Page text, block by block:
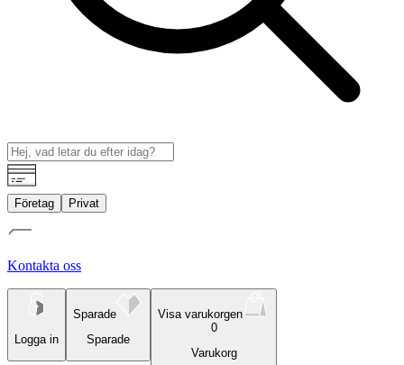
Företag Privat
Kontakta oss
Logga in
Sparade
Sparade
Visa varukorgen
0
Varukorg